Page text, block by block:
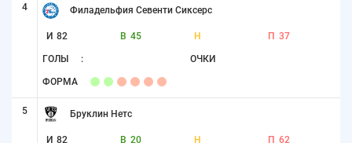
4 Филадельфия Севенти Сиксерс
И 82 В 45 Н П 37
ГОЛЫ : ОЧКИ
ФОРМА
5 Бруклин Нетс
И 82 В 20 Н П 62